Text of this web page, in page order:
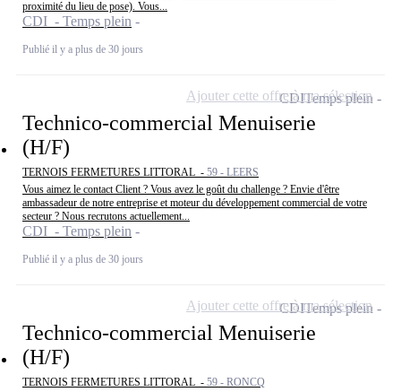
proximité du lieu de pose). Vous...
CDI - Temps plein
Publié il y a plus de 30 jours
Technico-commercial Menuiserie
(H/F)
TERNOIS FERMETURES LITTORAL - 59 - LEERS
Vous aimez le contact Client ? Vous avez le goût du challenge ? Envie d'être
ambassadeur de notre entreprise et moteur du développement commercial de votre
secteur ? Nous recrutons actuellement...
CDI - Temps plein
Publié il y a plus de 30 jours
CDITemps plein
Ajouter cette offre à ma sélection
Technico-commercial Menuiserie
(H/F)
TERNOIS FERMETURES LITTORAL - 59 - RONCQ
CDITemps plein
Ajouter cette offre à ma sélection